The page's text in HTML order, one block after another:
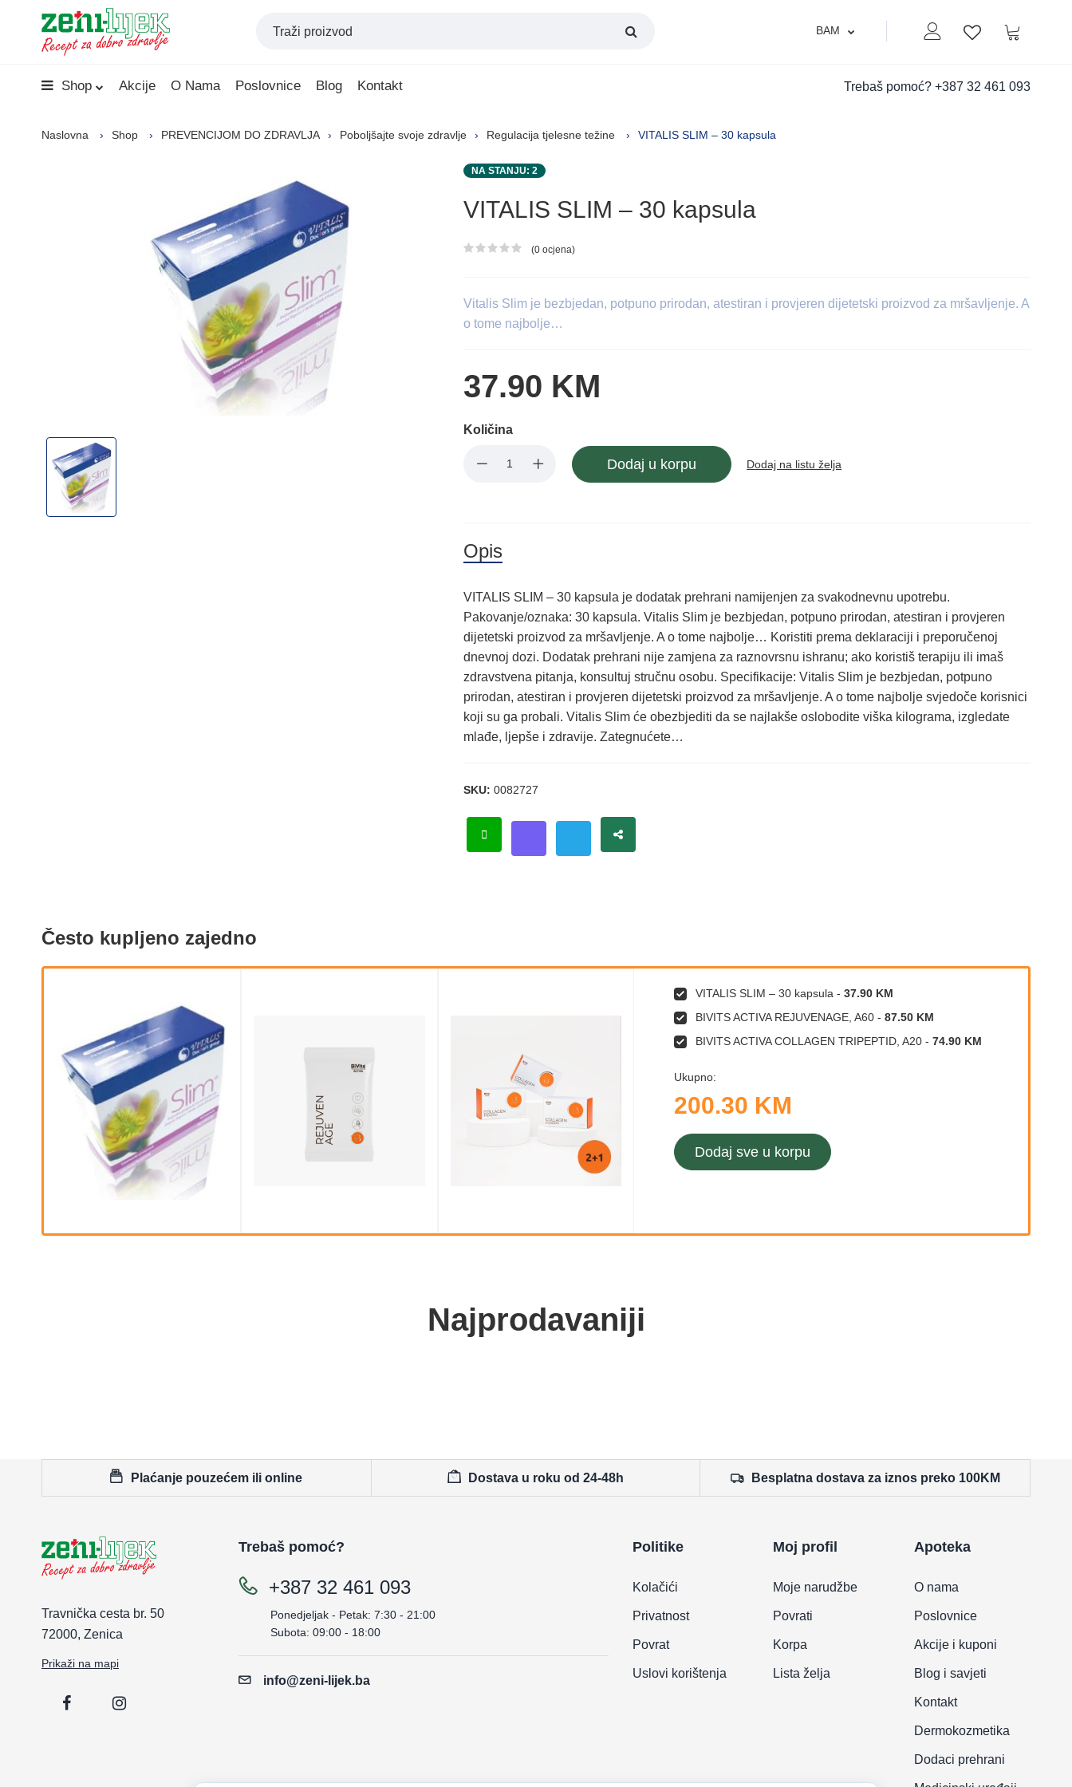
Moj nalogLista zelja
Korpa
BAM
Shop Akcije O Nama Poslovnice Blog Kontakt Trebaš pomoć? +387 32 461 093
Naslovna Shop PREVENCIJOM DO ZDRAVLJA Poboljšajte svoje zdravlje Regulacija tjelesne težine VITALIS SLIM – 30 kapsula
NA STANJU: 2
VITALIS SLIM – 30 kapsula
Ocjena proizvoda
(0 ocjena)
Vitalis Slim je bezbjedan, potpuno prirodan, atestiran i provjeren dijetetski proizvod za mršavljenje. A
o tome najbolje…
37.90 KM
Količina
Dodaj u korpu Dodaj na listu želja
Opis
VITALIS SLIM – 30 kapsula je dodatak prehrani namijenjen za svakodnevnu upotrebu.
Pakovanje/oznaka: 30 kapsula. Vitalis Slim je bezbjedan, potpuno prirodan, atestiran i provjeren
dijetetski proizvod za mršavljenje. A o tome najbolje… Koristiti prema deklaraciji i preporučenoj
dnevnoj dozi. Dodatak prehrani nije zamjena za raznovrsnu ishranu; ako koristiš terapiju ili imaš
zdravstvena pitanja, konsultuj stručnu osobu. Specifikacije: Vitalis Slim je bezbjedan, potpuno
prirodan, atestiran i provjeren dijetetski proizvod za mršavljenje. A o tome najbolje svjedoče korisnici
koji su ga probali. Vitalis Slim će obezbjediti da se najlakše oslobodite viška kilograma, izgledate
mlađe, ljepše i zdravije. Zategnućete…
SKU:0082727
Često kupljeno zajedno
VITALIS SLIM – 30 kapsula -37.90 KM
BIVITS ACTIVA REJUVENAGE, A60 -87.50 KM
BIVITS ACTIVA COLLAGEN TRIPEPTID, A20 -74.90 KM
Ukupno:
200.30 KM
Dodaj sve u korpu
Najprodavaniji
Plaćanje pouzećem ili online Dostava u roku od 24-48h Besplatna dostava za iznos preko 100KM
Travnička cesta br. 50
72000, Zenica
Prikaži na mapi
Trebaš pomoć?
+387 32 461 093
Ponedjeljak - Petak: 7:30 - 21:00
Subota: 09:00 - 18:00
info@zeni-lijek.ba
Politike
Kolačići
Privatnost
Povrat
Uslovi korištenja
Moj profil
Moje narudžbe
Povrati
Korpa
Lista želja
Apoteka
O nama
Poslovnice
Akcije i kuponi
Blog i savjeti
Kontakt
Dermokozmetika
Dodaci prehrani